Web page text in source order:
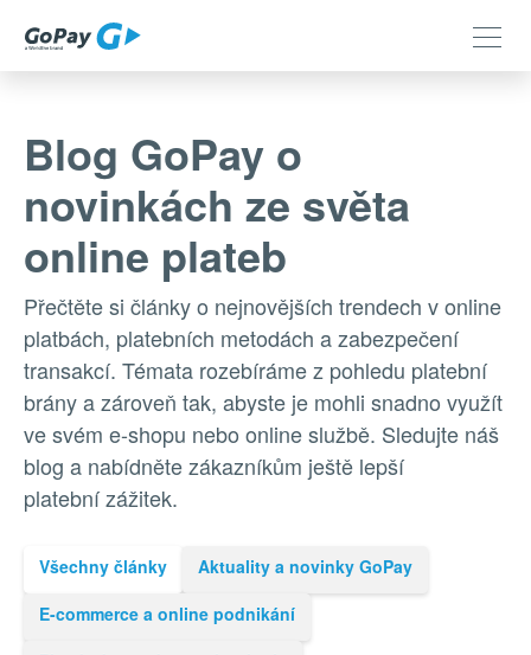
Blog GoPay o
novinkách ze světa
online plateb
Přečtěte si články o nejnovějších trendech v online
platbách, platebních metodách a zabezpečení
transakcí. Témata rozebíráme z pohledu platební
brány a zároveň tak, abyste je mohli snadno využít
ve svém e-shopu nebo online službě. Sledujte náš
blog a nabídněte zákazníkům ještě lepší
platební zážitek.
Všechny články
Aktuality a novinky GoPay
E-commerce a online podnikání